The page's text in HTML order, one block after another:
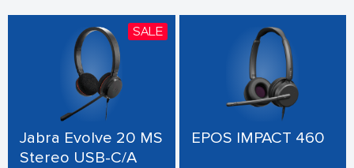
SALE
Jabra Evolve 20 MS
Stereo USB-C/A
EPOS IMPACT 460